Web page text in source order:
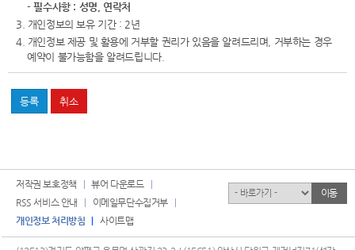
-필수사항 : 성명, 연락처
3. 개인정보의 보유 기간 : 2년
4. 개인정보 제공 및 활용에 거부할 권리가 있음을 알려드리며, 거부하는 경우
예약이 불가능함을 알려드립니다.
저작권 보호정책
뷰어 다운로드
RSS 서비스 안내
이메일무단수집거부
개인정보 처리방침
사이트맵
유관기관 이동